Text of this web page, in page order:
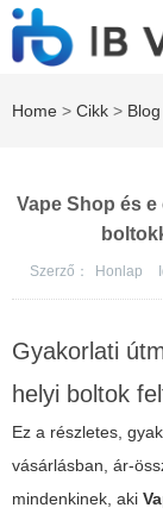
Home > Cikk > Blog
Vape Shop és
Szerző： Honlap
Gyakorlati
helyi boltok
Ez a részletes,
vásárlásban, ár-
mindenkinek, aki